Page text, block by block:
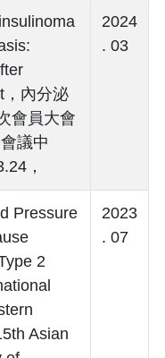
，內分泌
會員大會
議中
，
2024
. 03
Pressure
2
Asian
2023
. 07